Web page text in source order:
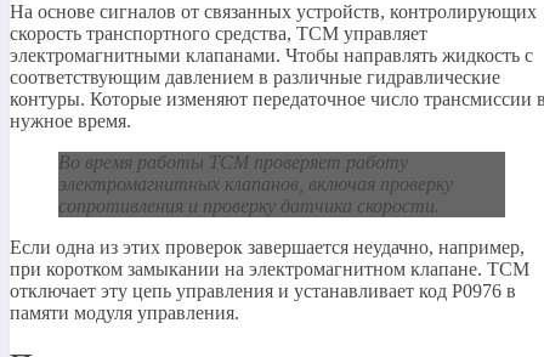
На основе сигналов от связанных устройств, контролирующих
скорость транспортного средства, TCM управляет
электромагнитными клапанами. Чтобы направлять жидкость с
соответствующим давлением в различные гидравлические
контуры. Которые изменяют передаточное число трансмиссии
нужное время.
Во время работы TCM проверяет работу
электромагнитных клапанов, включая проверку
сопротивления и проверку датчика скорости.
Если одна из этих проверок завершается неудачно, например,
при коротком замыкании на электромагнитном клапане. TCM
отключает эту цепь управления и устанавливает код P0976 в
памяти модуля управления.